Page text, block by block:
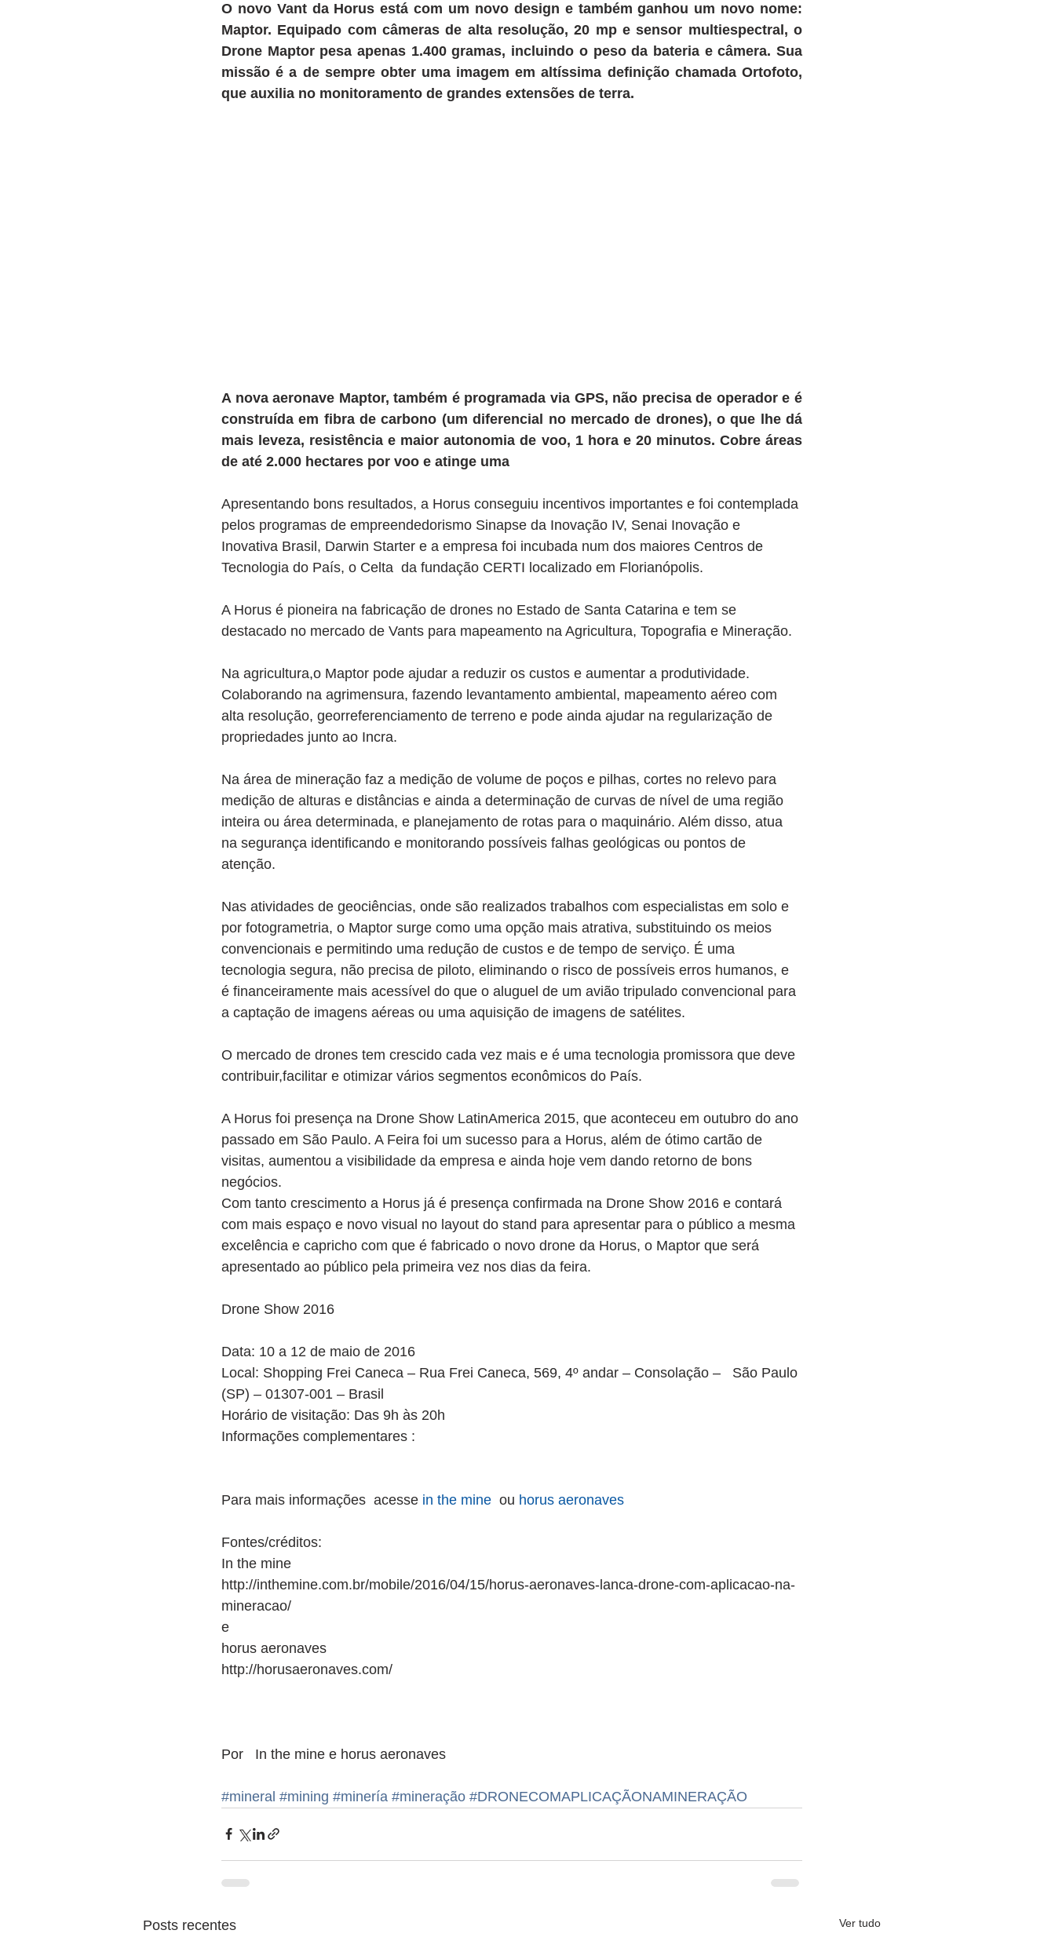
O novo Vant da Horus está com um novo design e também ganhou um novo nome:
Maptor. Equipado com câmeras de alta resolução, 20 mp e sensor multiespectral, o
Drone Maptor pesa apenas 1.400 gramas, incluindo o peso da bateria e câmera. Sua
missão é a de sempre obter uma imagem em altíssima definição chamada Ortofoto,
que auxilia no monitoramento de grandes extensões de terra.
A nova aeronave Maptor, também é programada via GPS, não precisa de operador e é
construída em fibra de carbono (um diferencial no mercado de drones), o que lhe dá
mais leveza, resistência e maior autonomia de voo, 1 hora e 20 minutos. Cobre áreas
de até 2.000 hectares por voo e atinge uma
Apresentando bons resultados, a Horus conseguiu incentivos importantes e foi contemplada
pelos programas de empreendedorismo Sinapse da Inovação IV, Senai Inovação e
Inovativa Brasil, Darwin Starter e a empresa foi incubada num dos maiores Centros de
Tecnologia do País, o Celta  da fundação CERTI localizado em Florianópolis.
A Horus é pioneira na fabricação de drones no Estado de Santa Catarina e tem se
destacado no mercado de Vants para mapeamento na Agricultura, Topografia e Mineração.
Na agricultura,o Maptor pode ajudar a reduzir os custos e aumentar a produtividade.
Colaborando na agrimensura, fazendo levantamento ambiental, mapeamento aéreo com
alta resolução, georreferenciamento de terreno e pode ainda ajudar na regularização de
propriedades junto ao Incra.
Na área de mineração faz a medição de volume de poços e pilhas, cortes no relevo para
medição de alturas e distâncias e ainda a determinação de curvas de nível de uma região
inteira ou área determinada, e planejamento de rotas para o maquinário. Além disso, atua
na segurança identificando e monitorando possíveis falhas geológicas ou pontos de
atenção.
Nas atividades de geociências, onde são realizados trabalhos com especialistas em solo e
por fotogrametria, o Maptor surge como uma opção mais atrativa, substituindo os meios
convencionais e permitindo uma redução de custos e de tempo de serviço. É uma
tecnologia segura, não precisa de piloto, eliminando o risco de possíveis erros humanos, e
é financeiramente mais acessível do que o aluguel de um avião tripulado convencional para
a captação de imagens aéreas ou uma aquisição de imagens de satélites.
O mercado de drones tem crescido cada vez mais e é uma tecnologia promissora que deve
contribuir,facilitar e otimizar vários segmentos econômicos do País.
A Horus foi presença na Drone Show LatinAmerica 2015, que aconteceu em outubro do ano
passado em São Paulo. A Feira foi um sucesso para a Horus, além de ótimo cartão de
visitas, aumentou a visibilidade da empresa e ainda hoje vem dando retorno de bons
negócios.
Com tanto crescimento a Horus já é presença confirmada na Drone Show 2016 e contará
com mais espaço e novo visual no layout do stand para apresentar para o público a mesma
excelência e capricho com que é fabricado o novo drone da Horus, o Maptor que será
apresentado ao público pela primeira vez nos dias da feira.
Drone Show 2016
Data: 10 a 12 de maio de 2016
Local: Shopping Frei Caneca – Rua Frei Caneca, 569, 4º andar – Consolação –   São Paulo
(SP) – 01307-001 – Brasil
Horário de visitação: Das 9h às 20h
Informações complementares :
Para mais informações  acesse in the mine
  ou
horus aeronaves
Fontes/créditos:
In the mine
http://inthemine.com.br/mobile/2016/04/15/horus-aeronaves-lanca-drone-com-aplicacao-na-
mineracao/
e
horus aeronaves
http://horusaeronaves.com/
Por   In the mine e horus aeronaves
#mineral #mining #minería #mineração #DRONECOMAPLICAÇÃONAMINERAÇÃO
Posts recentes Ver tudo